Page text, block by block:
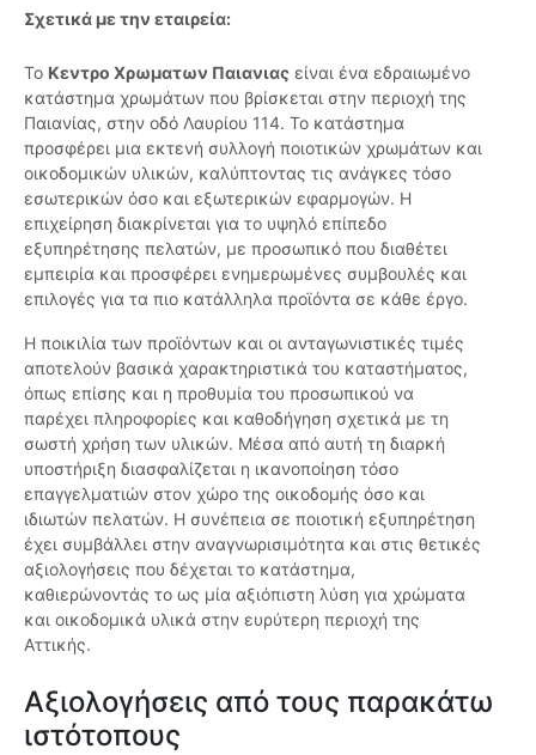
Σχετικά με την εταιρεία:
Το Κεντρο Χρωματων Παιανιας είναι ένα εδραιωμένο
κατάστημα χρωμάτων που βρίσκεται στην περιοχή της
Παιανίας, στην οδό Λαυρίου 114. Το κατάστημα
προσφέρει μια εκτενή συλλογή ποιοτικών χρωμάτων και
οικοδομικών υλικών, καλύπτοντας τις ανάγκες τόσο
εσωτερικών όσο και εξωτερικών εφαρμογών. Η
επιχείρηση διακρίνεται για το υψηλό επίπεδο
εξυπηρέτησης πελατών, με προσωπικό που διαθέτει
εμπειρία και προσφέρει ενημερωμένες συμβουλές και
επιλογές για τα πιο κατάλληλα προϊόντα σε κάθε έργο.
Η ποικιλία των προϊόντων και οι ανταγωνιστικές τιμές
αποτελούν βασικά χαρακτηριστικά του καταστήματος,
όπως επίσης και η προθυμία του προσωπικού να
παρέχει πληροφορίες και καθοδήγηση σχετικά με τη
σωστή χρήση των υλικών. Μέσα από αυτή τη διαρκή
υποστήριξη διασφαλίζεται η ικανοποίηση τόσο
επαγγελματιών στον χώρο της οικοδομής όσο και
ιδιωτών πελατών. Η συνέπεια σε ποιοτική εξυπηρέτηση
έχει συμβάλλει στην αναγνωρισιμότητα και στις θετικές
αξιολογήσεις που δέχεται το κατάστημα,
καθιερώνοντάς το ως μία αξιόπιστη λύση για χρώματα
και οικοδομικά υλικά στην ευρύτερη περιοχή της
Αττικής.
Αξιολογήσεις από τους παρακάτω
ιστότοπους